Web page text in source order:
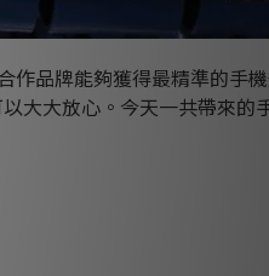
作品牌能夠獲得最精準的手
大大放心。 今天一共帶來的